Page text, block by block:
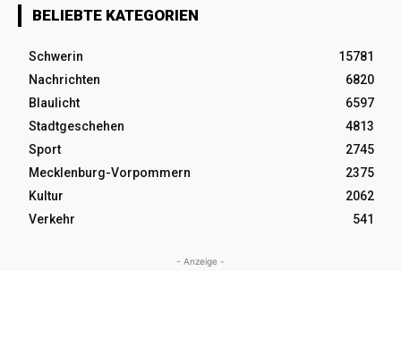
BELIEBTE KATEGORIEN
Schwerin
15781
Nachrichten
6820
Blaulicht
6597
Stadtgeschehen
4813
Sport
2745
Mecklenburg-Vorpommern
2375
Kultur
2062
Verkehr
541
- Anzeige -